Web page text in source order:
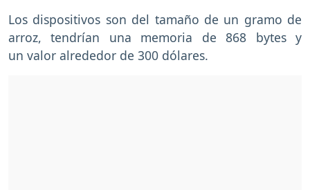
Los dispositivos son del tamaño de un gramo de
arroz, tendrían una memoria de 868 bytes y
un valor alrededor de 300 dólares.